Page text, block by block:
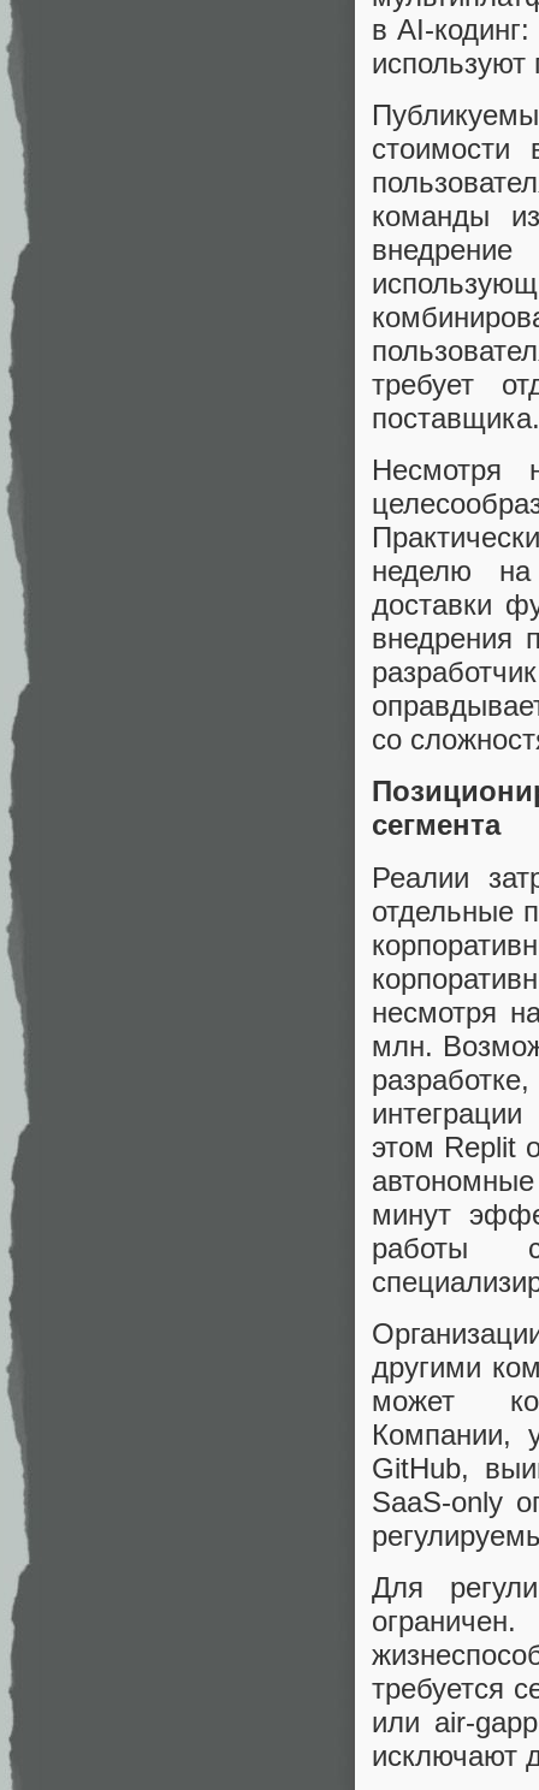
в AI-
стоимости
команды
требует
поставщика.
Несмотря
неделю на
доставки
внедрения
со
сегмента
Реалии
отдельные
несмотря
млн.
этом Replit
минут
работы
другими
может
Компании,
GitHub,
SaaS-only
Для
требуется
или air-
исключают